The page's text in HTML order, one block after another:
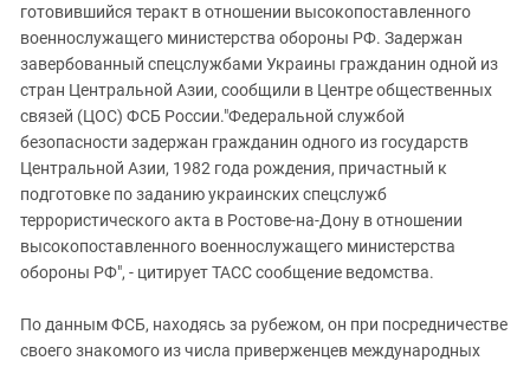
Южная Осетия
Южный Кавказ
ЮФО
готовившийся теракт в отношении высокопоставленного
военнослужащего министерства обороны РФ. Задержан
завербованный спецслужбами Украины гражданин одной из
стран Центральной Азии, сообщили в Центре общественных
связей (ЦОС) ФСБ России."Федеральной службой
безопасности задержан гражданин одного из государств
Центральной Азии, 1982 года рождения, причастный к
подготовке по заданию украинских спецслужб
террористического акта в Ростове-на-Дону в отношении
высокопоставленного военнослужащего министерства
обороны РФ", - цитирует ТАСС сообщение ведомства.
По данным ФСБ, находясь за рубежом, он при посредничестве
своего знакомого из числа приверженцев международных